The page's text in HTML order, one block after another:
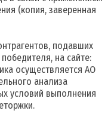
(копия, заверенная
подавших
на сайте:
осуществляется АО
анализа
условий выполнения